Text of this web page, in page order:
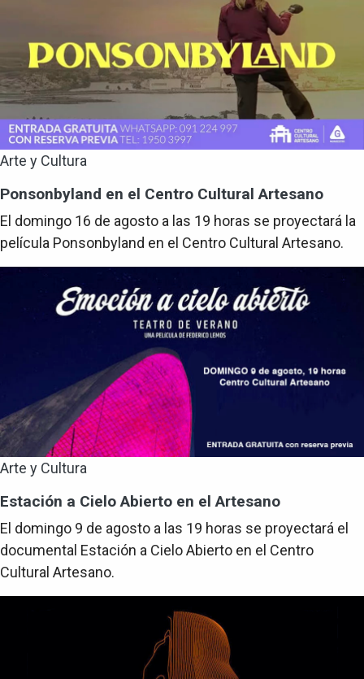
Arte y Cultura
Ponsonbyland en el Centro Cultural Artesano
El domingo 16 de agosto a las 19 horas se proyectará la
película Ponsonbyland en el Centro Cultural Artesano.
Arte y Cultura
Estación a Cielo Abierto en el Artesano
El domingo 9 de agosto a las 19 horas se proyectará el
documental Estación a Cielo Abierto en el Centro
Cultural Artesano.